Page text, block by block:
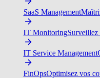
SaaS Management
IT MonitoringSurveillez
IT Service Management
FinOpsOptimisez vos